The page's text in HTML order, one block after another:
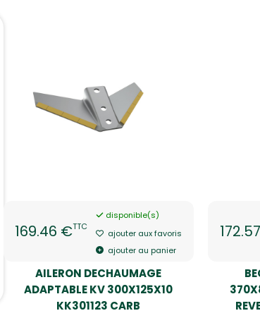
169.46 €TTC
disponible(s)
ajouter aux favoris
ajouter au panier
AILERON DECHAUMAGE
ADAPTABLE KV 300X125X10
KK301123 CARB